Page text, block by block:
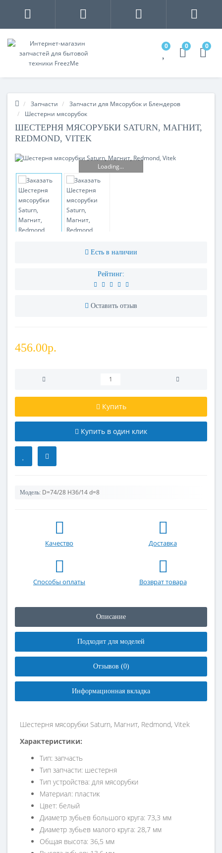
0 0 0
Запчасти
Запчасти для Мясорубок и Блендеров
Шестерни мясорубок
ШЕСТЕРНЯ МЯСОРУБКИ SATURN, МАГНИТ,
REDMOND, VITEK
Loading...
Есть в наличии
Рейтинг:
Оставить отзыв
456.00р.
Купить
Купить в один клик
Модель: D=74/28 H36/14 d=8
Качество Доставка
Способы оплаты Возврат товара
Описание
Подходит для моделей
Отзывов (0)
Информационная вкладка
Шестерня мясорубки Saturn, Магнит, Redmond, Vitek
Характеристики:
Тип: запчасть
Тип запчасти: шестерня
Тип устройства: для мясорубки
Материал: пластик
Цвет: белый
Диаметр зубьев большого круга: 73,3 мм
Диаметр зубьев малого круга: 28,7 мм
Общая высота: 36,5 мм